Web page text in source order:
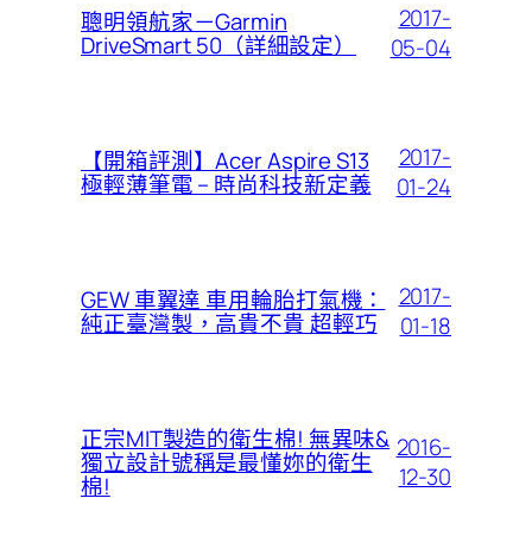
聰明領航家－Garmin
DriveSmart 50（詳細設定）
2017-
05-04
【開箱評測】Acer Aspire S13
極輕薄筆電 – 時尚科技新定義
2017-
01-24
GEW 車翼達 車用輪胎打氣機：
純正臺灣製，高貴不貴 超輕巧
2017-
01-18
正宗MIT製造的衛生棉! 無異味&
獨立設計號稱是最懂妳的衛生
棉!
2016-
12-30